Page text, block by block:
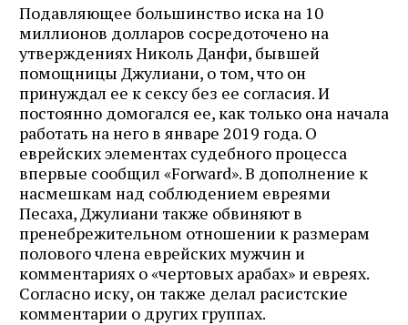
Подавляющее большинство иска на 10
миллионов долларов сосредоточено на
утверждениях Николь Данфи, бывшей
помощницы Джулиани, о том, что он
принуждал ее к сексу без ее согласия. И
постоянно домогался ее, как только она начала
работать на него в январе 2019 года. О
еврейских элементах судебного процесса
впервые сообщил «Forward». В дополнение к
насмешкам над соблюдением евреями
Песаха, Джулиани также обвиняют в
пренебрежительном отношении к размерам
полового члена еврейских мужчин и
комментариях о «чертовых арабах» и евреях.
Согласно иску, он также делал расистские
комментарии о других группах.